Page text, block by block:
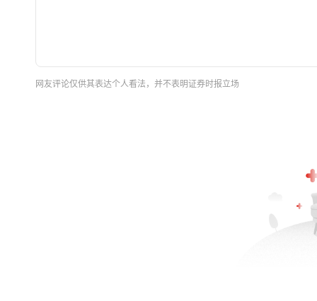
网友评论仅供其表达个人看法，并不表明证券时报立场